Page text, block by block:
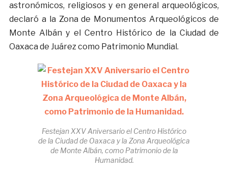
astronómicos, religiosos y en general arqueológicos,
declaró a la Zona de Monumentos Arqueológicos de
Monte Albán y el Centro Histórico de la Ciudad de
Oaxaca de Juárez como Patrimonio Mundial.
Festejan XXV Aniversario el Centro Histórico
de la Ciudad de Oaxaca y la Zona Arqueológica
de Monte Albán, como Patrimonio de la
Humanidad.